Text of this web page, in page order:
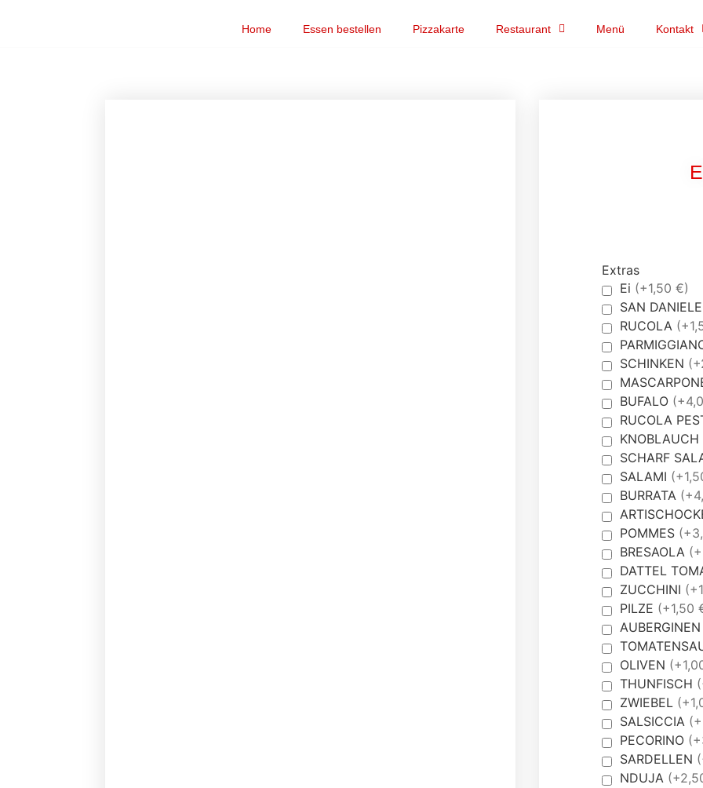
Home Essen bestellen Pizzakarte Restaurant Menü Kontakt
Extras
Ei (+1,50 €)
SAN
RUCOLA
SCHINKEN
BUFALO
RUCOLA
KNOBLAUCH
SCHARF
SALAMI
BURRATA
POMMES
BRESAOLA
DATTEL
ZUCCHINI
PILZE (+1,50
OLIVEN
THUNFISCH
ZWIEBEL
SALSICCIA
PECORINO
SARDELLEN
NDUJA